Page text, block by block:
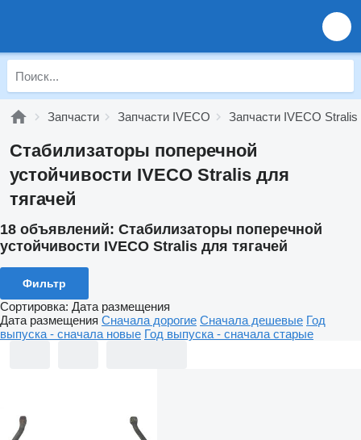
Запчасти Запчасти IVECO Запчасти IVECO Stralis
Стабилизаторы поперечной
устойчивости IVECO Stralis для
тягачей
18 объявлений: Стабилизаторы поперечной
устойчивости IVECO Stralis для тягачей
Фильтр
Сортировка: Дата размещения
Дата размещения Сначала дорогие Сначала дешевые Год
выпуска - сначала новые Год выпуска - сначала старые